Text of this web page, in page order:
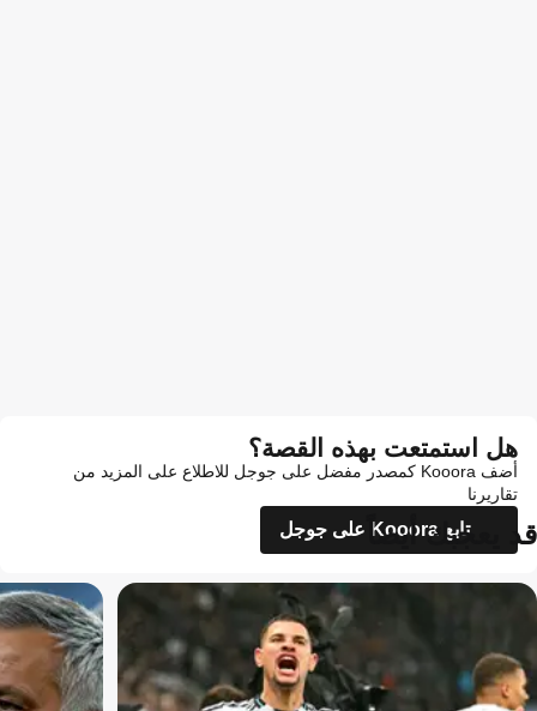
هل استمتعت بهذه القصة؟
أضف Kooora كمصدر مفضل على جوجل للاطلاع على المزيد من
تقاريرنا
تابع Kooora على جوجل
قد يعجبك أيضاً